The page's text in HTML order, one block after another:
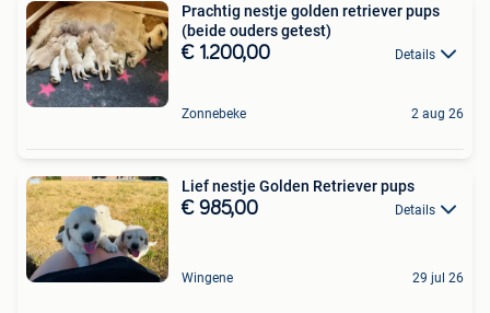
Prachtig nestje golden retriever pups
(beide ouders getest)
€ 1.200,00 Details
Zonnebeke 2 aug 26
Lief nestje Golden Retriever pups
€ 985,00 Details
Wingene 29 jul 26